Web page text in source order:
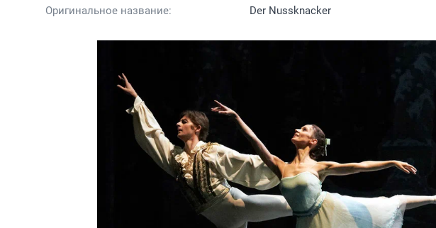
Оригинальное название: Der Nussknacker